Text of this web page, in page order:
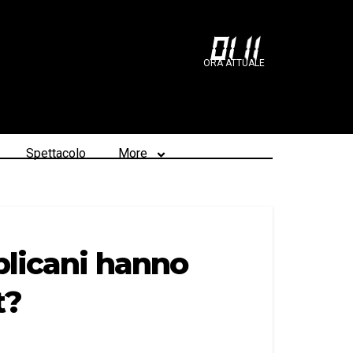
01:11
ORA ATTUALE
Spettacolo More
hanno